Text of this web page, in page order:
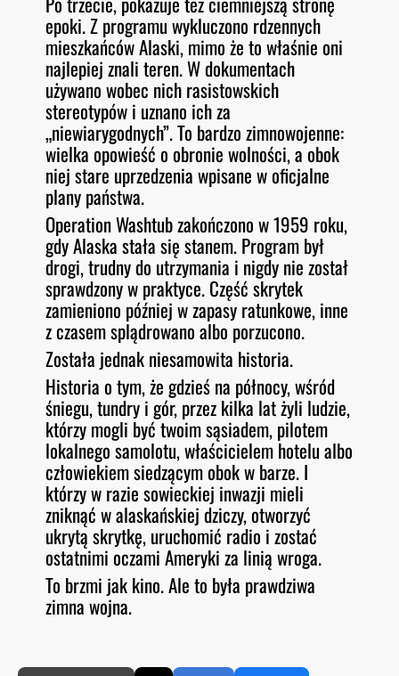
epoki. Z programu wykluczono rdzennych
mieszkańców Alaski, mimo że to właśnie oni
najlepiej znali teren. W dokumentach
używano wobec nich rasistowskich
stereotypów i uznano ich za
„niewiarygodnych”. To bardzo zimnowojenne:
wielka opowieść o obronie wolności, a obok
niej stare uprzedzenia wpisane w oficjalne
plany państwa.
Operation Washtub zakończono w 1959 roku,
gdy Alaska stała się stanem. Program był
drogi, trudny do utrzymania i nigdy nie został
sprawdzony w praktyce. Część skrytek
zamieniono później w zapasy ratunkowe, inne
z czasem splądrowano albo porzucono.
Została jednak niesamowita historia.
Historia o tym, że gdzieś na północy, wśród
śniegu, tundry i gór, przez kilka lat żyli ludzie,
którzy mogli być twoim sąsiadem, pilotem
lokalnego samolotu, właścicielem hotelu albo
człowiekiem siedzącym obok w barze. I
którzy w razie sowieckiej inwazji mieli
zniknąć w alaskańskiej dziczy, otworzyć
ukrytą skrytkę, uruchomić radio i zostać
ostatnimi oczami Ameryki za linią wroga.
To brzmi jak kino. Ale to była prawdziwa
zimna wojna.